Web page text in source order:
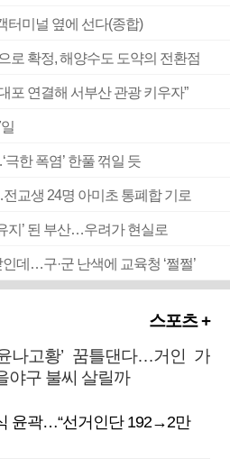
터미널 옆에 선다(종합)
로 확정, 해양수도 도약의 전환점
포 연결해 서부산 관광 키우자”
한 폭염’ 한풀 꺾일 듯
교생 24명 아미초 통폐합 기로
지’ 된 부산…우려가 현실로
데…구·군 난색에 교육청 ‘쩔쩔’
스포츠 +
나고황’ 꿈틀댄다…거인 가
야구 불씨 살릴까
윤곽…“선거인단 192→2만